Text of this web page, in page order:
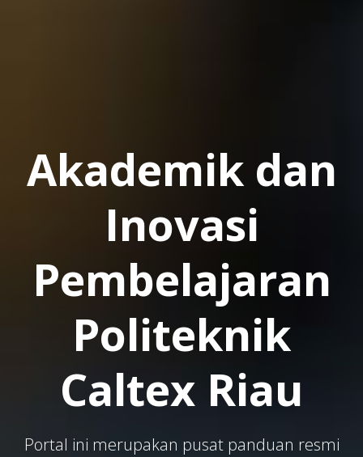
Akademik dan
Inovasi
Pembelajaran
Politeknik
Caltex Riau
Portal ini merupakan pusat panduan resmi